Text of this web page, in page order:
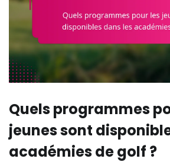
Quels programmes
jeunes sont
académies de golf ?